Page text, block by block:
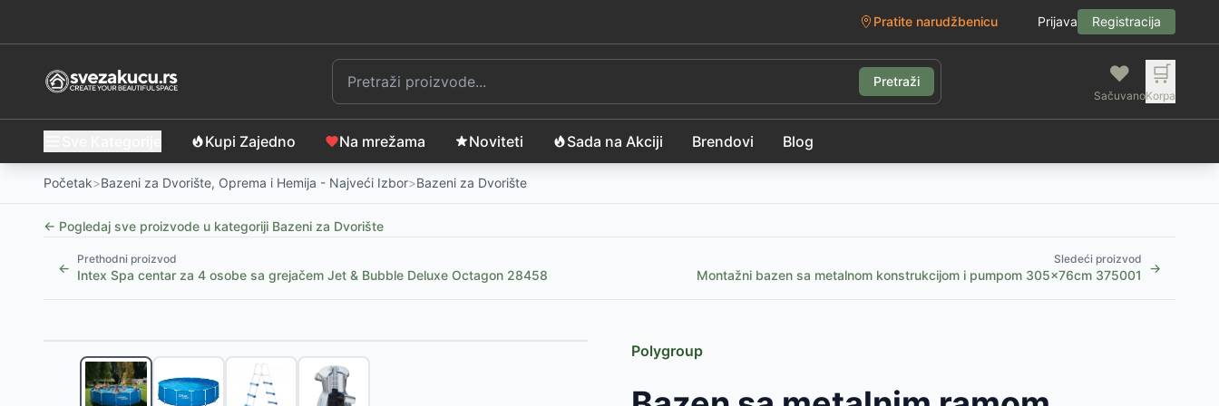
Pratite narudžbenicu Prijava Registracija
Pretraži ❤️
Sačuvano
🛒
Korpa
Kupi Zajedno Na mrežama Noviteti Sada na Akciji Brendovi Blog
Početak>Bazeni za Dvorište, Oprema i Hemija - Najveći Izbor>Bazeni za Dvorište
← Pogledaj sve proizvode u kategoriji Bazeni za Dvorište
←
Prethodni proizvod
Intex Spa centar za 4 osobe sa grejačem Jet & Bubble Deluxe Octagon 28458
Sledeći proizvod
Montažni bazen sa metalnom konstrukcijom i pumpom 305x76cm 375001 →
Purlov Sklopivi Bazen za Pse 160x30cm-4990
SPA naslon za glavu - 24cm x 19cm x 6cm-605
Polygroup